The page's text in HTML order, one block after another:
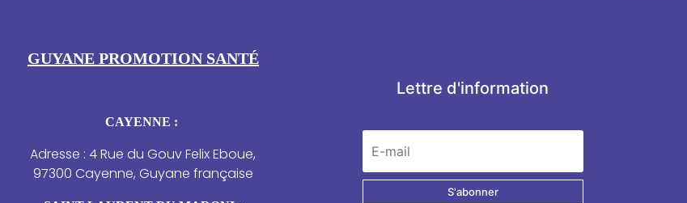
GUYANE PROMOTION SANTÉ
CAYENNE :
Adresse : 4 Rue du Gouv Felix Eboue,
97300 Cayenne, Guyane française
Lettre d'information
S'abonner